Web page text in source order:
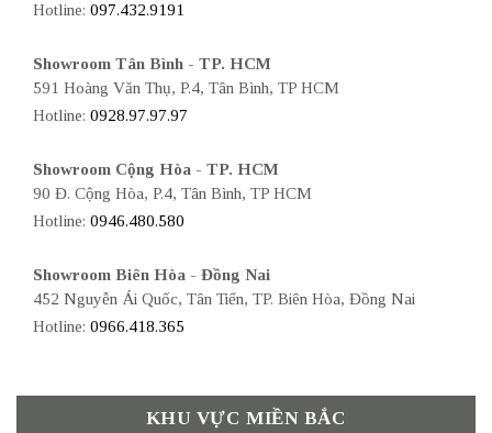
Hotline: 097.432.9191
Showroom Tân Bình - TP. HCM
591 Hoàng Văn Thụ, P.4, Tân Bình, TP HCM
Hotline: 0928.97.97.97
Showroom Cộng Hòa - TP. HCM
90 Đ. Cộng Hòa, P.4, Tân Bình, TP HCM
Hotline: 0946.480.580
Showroom Biên Hòa - Đồng Nai
452 Nguyễn Ái Quốc, Tân Tiến, TP. Biên Hòa, Đồng Nai
Hotline: 0966.418.365
KHU VỰC MIỀN BẮC